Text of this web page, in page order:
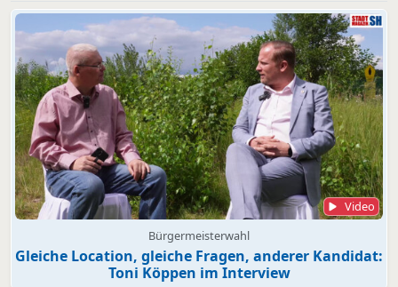
Video
Bürgermeisterwahl
Gleiche Location, gleiche Fragen, anderer Kandidat:
Toni Köppen im Interview